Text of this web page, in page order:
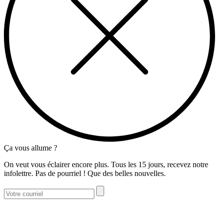
Ça vous allume ?
On veut vous éclairer encore plus. Tous les 15 jours, recevez notre
infolettre. Pas de pourriel ! Que des belles nouvelles.